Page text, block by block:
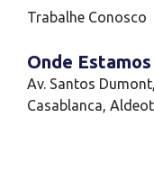
Trabalhe Conosco
Onde Estamos
Av. Santos
Casablanca,